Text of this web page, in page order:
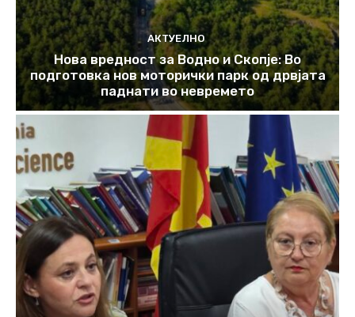
АКТУЕЛНО
Нова вредност за Водно и Скопје: Во
подготовка нов моторички парк од дрвјата
паднати во невремето